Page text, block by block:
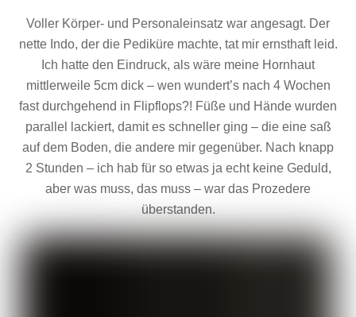
Voller Körper- und Personaleinsatz war angesagt. Der
nette Indo, der die Pediküre machte, tat mir ernsthaft leid.
Ich hatte den Eindruck, als wäre meine Hornhaut
mittlerweile 5cm dick – wen wundert’s nach 4 Wochen
fast durchgehend in Flipflops?! Füße und Hände wurden
parallel lackiert, damit es schneller ging – die eine saß
auf dem Boden, die andere mir gegenüber. Nach knapp
2 Stunden – ich hab für so etwas ja echt keine Geduld,
aber was muss, das muss – war das Prozedere
überstanden.